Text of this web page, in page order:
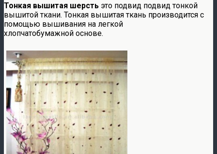
Тонкая вышитая шерсть это подвид подвид тонкой
вышитой ткани. Тонкая вышитая ткань производится с
помощью вышивания на легкой
хлопчатобумажной основе.